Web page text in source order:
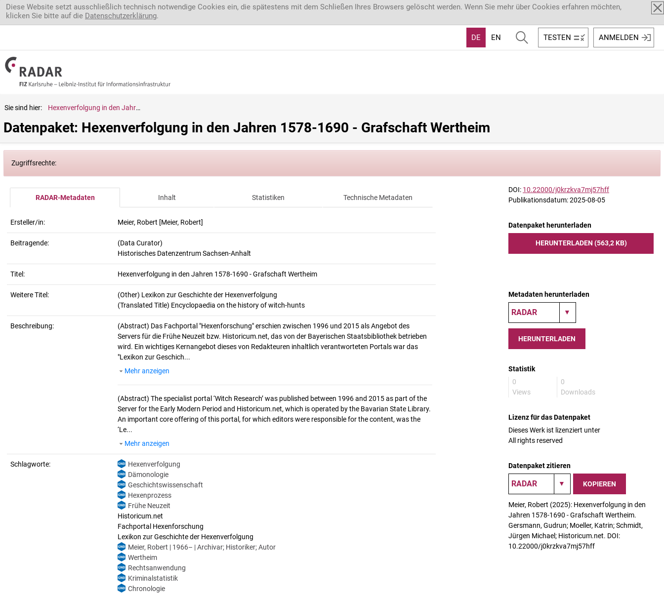
Direkt zum Inhalt
Diese Website setzt ausschließlich technisch notwendige Cookies ein, die spätestens mit dem Schließen Ihres Browsers gelöscht werden. Wenn Sie mehr über Cookies erfahren möchten,
klicken Sie bitte auf die Datenschutzerklärung.
DE EN TESTEN ANMELDEN
Sie sind hier: Hexenverfolgung in den Jahren 1578-1690 - Grafschaft Wertheim
Datenpaket: Hexenverfolgung in den Jahren 1578-1690 - Grafschaft Wertheim
Zugriffsrechte:
RADAR-Metadaten Inhalt Statistiken Technische Metadaten
Ersteller/in: Meier, Robert [Meier, Robert]
Beitragende:
(Data Curator)
Historisches Datenzentrum Sachsen-Anhalt
Titel: Hexenverfolgung in den Jahren 1578-1690 - Grafschaft Wertheim
Weitere Titel:
(Other) Lexikon zur Geschichte der Hexenverfolgung
(Translated Title) Encyclopaedia on the history of witch-hunts
Beschreibung: (Abstract) Das Fachportal "Hexenforschung" erschien zwischen 1996 und 2015 als Angebot des
Servers für die Frühe Neuzeit bzw. Historicum.net, das von der Bayerischen Staatsbibliothek betrieben
wird. Ein wichtiges Kernangebot dieses von Redakteuren inhaltlich verantworteten Portals war das
"Lexikon zur Geschich...
Mehr anzeigen
(Abstract) The specialist portal ‘Witch Research’ was published between 1996 and 2015 as part of the
Server for the Early Modern Period and Historicum.net, which is operated by the Bavarian State Library.
An important core offering of this portal, for which editors were responsible for the content, was the
‘Le...
Mehr anzeigen
Schlagworte:
Hexenverfolgung
Dämonologie
Geschichtswissenschaft
Hexenprozess
Frühe Neuzeit
Historicum.net
Fachportal Hexenforschung
Lexikon zur Geschichte der Hexenverfolgung
Meier, Robert | 1966– | Archivar; Historiker; Autor
Wertheim
Rechtsanwendung
Kriminalstatistik
Chronologie
DOI: 10.22000/j0krzkva7mj57hff
Publikationsdatum: 2025-08-05
Datenpaket herunterladen
HERUNTERLADEN (563,2 KB)
Metadaten herunterladen
HERUNTERLADEN
Statistik
0
Views
0
Downloads
Lizenz für das Datenpaket
Dieses Werk ist lizenziert unter
All rights reserved
Datenpaket zitieren
KOPIEREN
Meier, Robert (2025): Hexenverfolgung in den
Jahren 1578-1690 - Grafschaft Wertheim.
Gersmann, Gudrun; Moeller, Katrin; Schmidt,
Jürgen Michael; Historicum.net. DOI:
10.22000/j0krzkva7mj57hff